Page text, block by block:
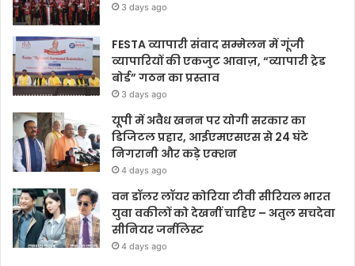
3 days ago
FESTA व्यापारी संवाद सम्मेलन में गूंजी
व्यापारियों की एकजुट आवाज़, “व्यापारी ट्रेड
बोर्ड” गठन का प्रस्ताव
3 days ago
यूपी में अवैध खनन पर योगी सरकार का
डिजिटल प्रहार, आईएमएसएस से 24 घंटे
निगरानी और कड़े एक्शन
4 days ago
वन डॉलर लॉयर कोरिया टीवी सीरियल भारत
युवा वकीलों को देखनीं चाहिए – अतुल सचदेवा
सीनियर जर्नलिस्ट
4 days ago